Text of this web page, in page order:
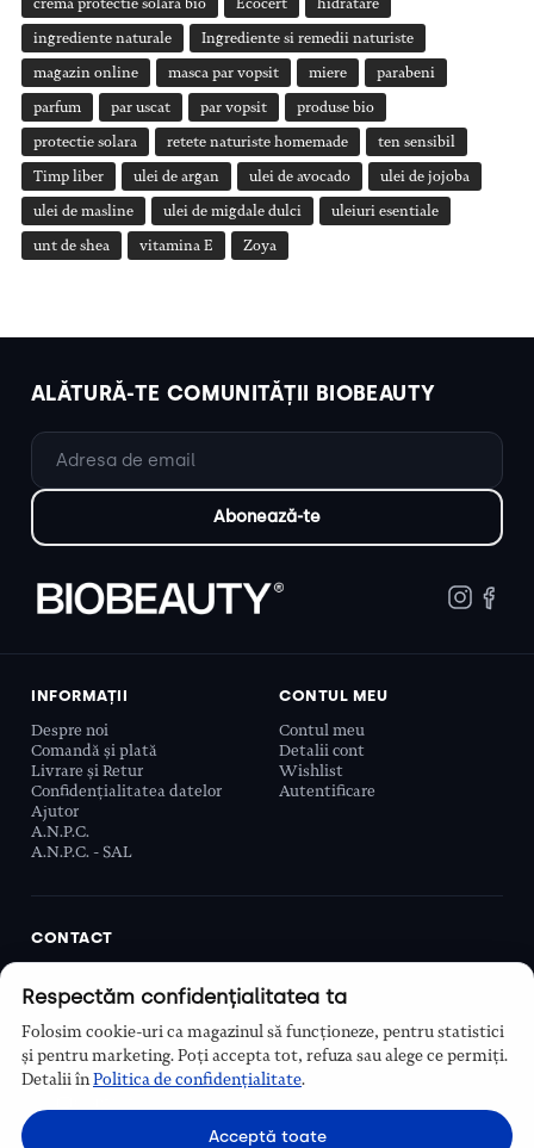
ingrediente naturale Ingrediente si remedii naturiste
magazin online masca par vopsit miere parabeni
parfum par uscat par vopsit produse bio
protectie solara retete naturiste homemade ten sensibil
Timp liber ulei de argan ulei de avocado ulei de jojoba
ulei de masline ulei de migdale dulci uleiuri esentiale
unt de shea vitamina E Zoya
ALĂTURĂ-TE COMUNITĂȚII BIOBEAUTY
INFORMAȚII
Despre noi
Comandă și plată
Livrare și Retur
Confidențialitatea datelor
Ajutor
A.N.P.C.
A.N.P.C. - SAL
CONTUL MEU
Contul meu
Detalii cont
Wishlist
Autentificare
CONTACT
Sector 6, București, România
Program
Luni–Vineri, 9:00 – 16:00
Respectăm confidențialitatea ta
Folosim cookie-uri ca magazinul să funcționeze, pentru statistici
și pentru marketing. Poți accepta tot, refuza sau alege ce permiți.
Detalii înPolitica de confidențialitate.
Acceptă toate